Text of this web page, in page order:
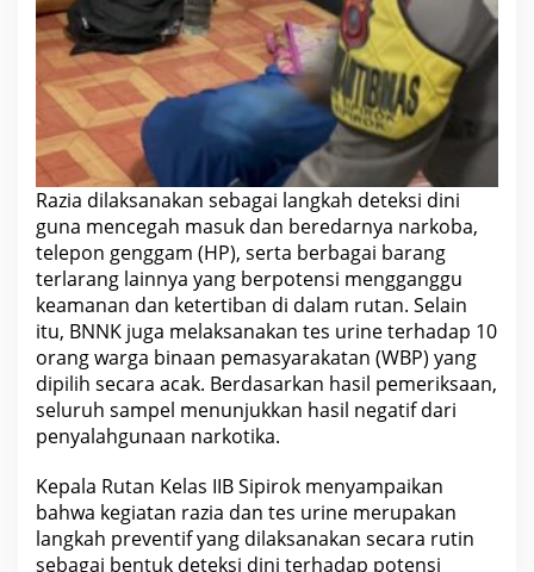
P
T
A
K
N
K
U
N
G
A
N
P
E
M
A
S
Y
A
R
A
T
A
N
Y
A
Razia dilaksanakan sebagai langkah deteksi dini
guna mencegah masuk dan beredarnya narkoba,
telepon genggam (HP), serta berbagai barang
terlarang lainnya yang berpotensi mengganggu
keamanan dan ketertiban di dalam rutan. Selain
itu, BNNK juga melaksanakan tes urine terhadap 10
orang warga binaan pemasyarakatan (WBP) yang
dipilih secara acak. Berdasarkan hasil pemeriksaan,
seluruh sampel menunjukkan hasil negatif dari
penyalahgunaan narkotika.
Kepala Rutan Kelas IIB Sipirok menyampaikan
bahwa kegiatan razia dan tes urine merupakan
langkah preventif yang dilaksanakan secara rutin
sebagai bentuk deteksi dini terhadap potensi